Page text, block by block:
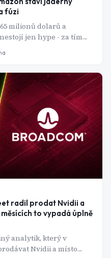
fúzi
milionů dolarů a
jen hype - za tím
a závod, na
radil prodat Nvidii a
to vypadá úplně
analytik, který v
Nvidii a místo